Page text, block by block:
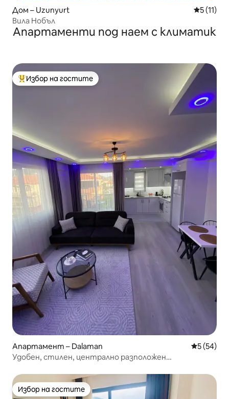
Дом – Uzunyurt Средна
5 (11)
Вила Нобъл
Апартаменти под наем с климатик
Най-популярен избор на гостите
Избор на гостите
Апартамент – Dalaman Средна
5 (54)
Удобен, стилен, централно разположен
Избор на гостите
Избор на гостите